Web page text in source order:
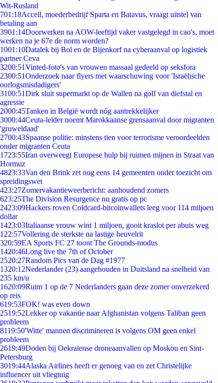
Wit-Rusland
701:18Accell, moederbedrijf Sparta en Batavus, vraagt uitstel van
betaling aan
3901:14Doorwerken na AOW-leeftijd vaker vastgelegd in cao's, moet
werken na je 67e de norm worden?
1001:10Datalek bij Bol en de Bijenkorf na cyberaanval op logistiek
partner Ceva
3200:51Vinted-foto's van vrouwen massaal gedeeld op seksfora
2300:51Onderzoek naar flyers met waarschuwing voor 'Israëlische
oorlogsmisdadigers'
3100:51Dirk sluit supermarkt op de Wallen na golf van diefstal en
agressie
2000:45Tanken in België wordt nóg aantrekkelijker
3000:44Ceuta-leider noemt Marokkaanse grensaanval door migranten
'gruweldaad'
2700:43Spaanse politie: minstens tien voor terrorisme veroordeelden
onder migranten Ceuta
1723:55Iran overweegt Europese hulp bij ruimen mijnen in Straat van
Hormuz
4823:33Van den Brink zet nog eens 14 gemeenten onder toezicht om
spreidingswet
423:27Zomervakantieweerbericht: aanhoudend zomers
623:25The Division Resurgence nu gratis op pc
2423:09Hackers roven Coldcard-bitcoinwallets leeg voor 114 miljoen
dollar
1423:03Italiaanse vrouw wint 1 miljoen, gooit kraslot per abuis weg
1 22:57Vollering de sterkste na lastige heuvelrit
320:59EA Sports FC 27 toont The Grounds-modus
1420:46Long live the 7th of October
2520:27Random Pics van de Dag #1977
1320:12Nederlander (23) aangehouden in Duitsland na snelheid van
235 km/u
1620:09Ruim 1 op de 7 Nederlanders gaan deze zomer onverzekerd
op reis
619:53FOK! was even down
2519:52Lekker op vakantie naar Afghanistan volgens Taliban geen
probleem
8119:50'Witte' mannen discrimineren is volgens OM geen enkel
probleem
2619:49Doden bij Oekraïense droneaanvallen op Moskou en Sint-
Petersburg
3019:44Alaska Airlines heeft er genoeg van en zet Christelijke
influencer uit vliegtuig